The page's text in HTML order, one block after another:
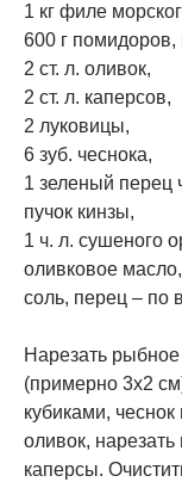
1 кг филе
600 г помидоров,
2 ст. л. оливок,
2 ст. л. каперсов,
2 луковицы,
6 зуб. чеснока,
1 зеленый перец
пучок кинзы,
1 ч. л. сушеного
оливковое масло,
соль, перец – по
Нарезать
(примерно 3х2
кубиками, чеснок
оливок,
каперсы.